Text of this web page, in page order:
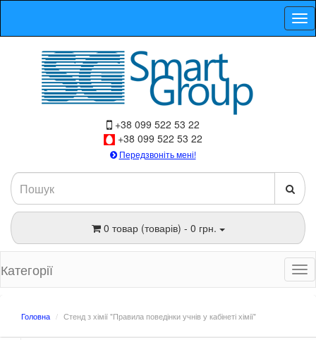
+38 099 522 53 22
+38 099 522 53 22
Передзвоніть мені!
0 товар (товарів) - 0 грн.
Категорії
Головна Стенд з хімії "Правила поведінки учнів у кабінеті хімії"